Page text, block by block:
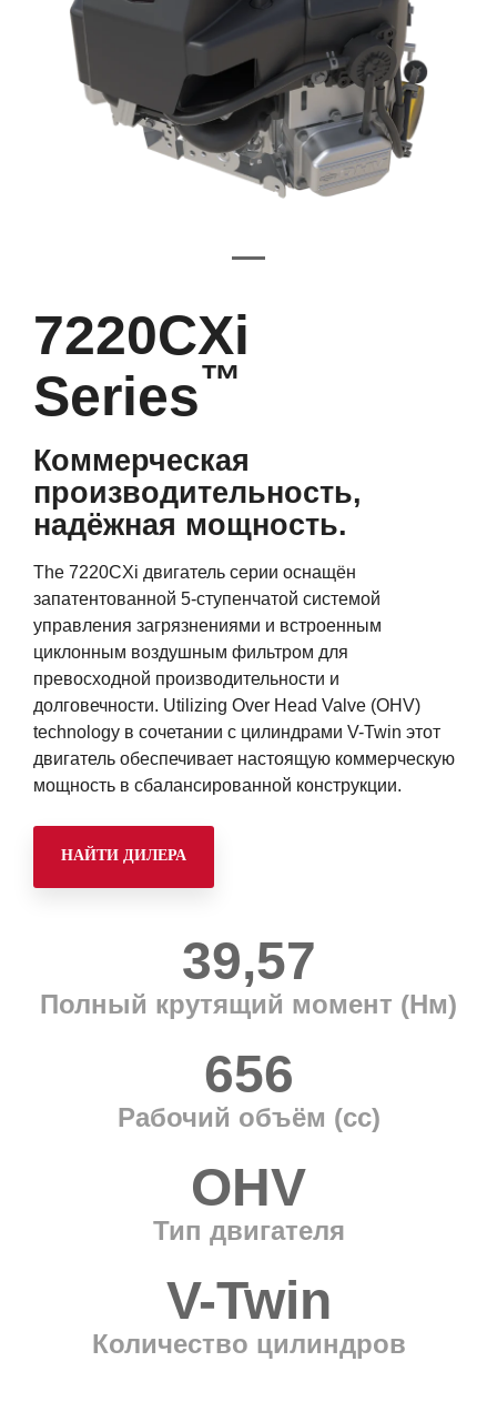
7220CXi
Series™
Коммерческая
производительность,
надёжная мощность.
The 7220CXi двигатель серии оснащён
запатентованной 5-ступенчатой системой
управления загрязнениями и встроенным
циклонным воздушным фильтром для
превосходной производительности и
долговечности. Utilizing Over Head Valve (OHV)
technology в сочетании с цилиндрами V-Twin этот
двигатель обеспечивает настоящую коммерческую
мощность в сбалансированной конструкции.
НАЙТИ ДИЛЕРА
Полный крутящий момент (Нм)
39,57
Рабочий объём (cc)
656
Тип двигателя
OHV
Количество цилиндров
V-Twin